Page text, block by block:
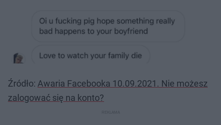
Źródło: Awaria Facebooka 10.09.2021. Nie możesz
zalogować się na konto?